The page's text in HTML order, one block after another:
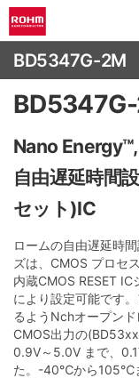
BD5347G-2M
Nano
自由遅延時間
セット)IC
ロームの自由遅延時
ズは、CMOS プロセ
内蔵CMOS RESET
により設定可能です
るようNchオープン
CMOS出力の
0.9V～5.0V まで、
た。-40℃から105℃